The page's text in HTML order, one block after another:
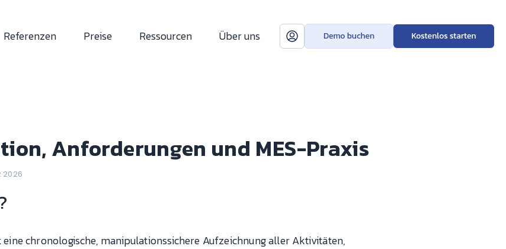
Referenzen Preise Ressourcen Über uns
Anforderungen und MES-Praxis
2026
chronologische, manipulationssichere Aufzeichnung aller Aktivitäten,